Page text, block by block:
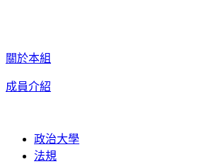
關於本組
成員介紹
政治大學
法規